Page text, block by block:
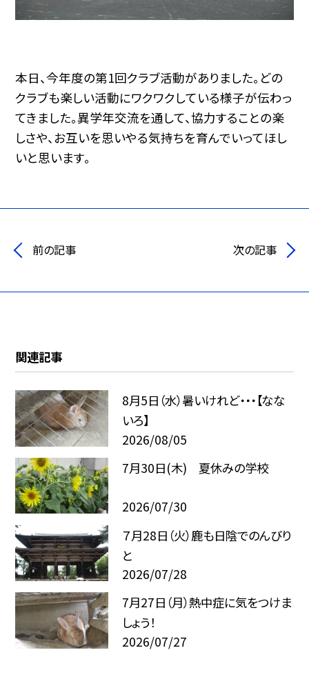
本日、今年度の第1回クラブ活動がありました。どの
クラブも楽しい活動にワクワクしている様子が伝わっ
てきました。異学年交流を通して、協力することの楽
しさや、お互いを思いやる気持ちを育んでいってほし
いと思います。
前の記事 次の記事
関連記事
8月5日（水）暑いけれど・・・【なな
いろ】
2026/08/05
7月30日(木) 夏休みの学校
2026/07/30
７月28日（火）鹿も日陰でのんびり
と
2026/07/28
7月27日（月）熱中症に気をつけま
しょう！
2026/07/27